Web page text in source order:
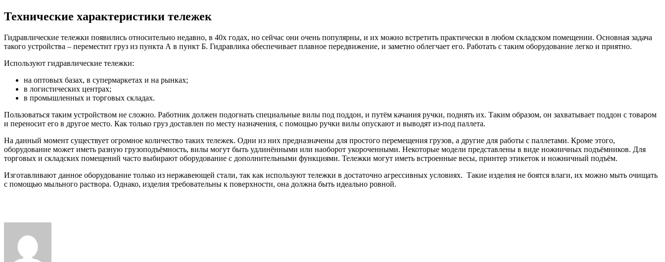
Технические характеристики тележек
Гидравлические тележки появились относительно недавно, в 40х годах, но сейчас они очень популярны, и их можно встретить практически в любом складском помещении. Основная задача
такого устройства – переместит груз из пункта А в пункт Б. Гидравлика обеспечивает плавное передвижение, и заметно облегчает его. Работать с таким оборудование легко и приятно.
Используют гидравлические тележки:
на оптовых базах, в супермаркетах и на рынках;
в логистических центрах;
в промышленных и торговых складах.
Пользоваться таким устройством не сложно. Работник должен подогнать специальные вилы под поддон, и путём качания ручки, поднять их. Таким образом, он захватывает поддон с товаром
и переносит его в другое место. Как только груз доставлен по месту назначения, с помощью ручки вилы опускают и выводят из-под паллета.
На данный момент существует огромное количество таких тележек. Одни из них предназначены для простого перемещения грузов, а другие для работы с паллетами. Кроме этого,
оборудование может иметь разную грузоподъёмность, вилы могут быть удлинёнными или наоборот укороченными. Некоторые модели представлены в виде ножничных подъёмников. Для
торговых и складских помещений часто выбирают оборудование с дополнительными функциями. Тележки могут иметь встроенные весы, принтер этикеток и ножничный подъём.
Изготавливают данное оборудование только из нержавеющей стали, так как используют тележки в достаточно агрессивных условиях. Такие изделия не боятся влаги, их можно мыть очищать
с помощью мыльного раствора. Однако, изделия требовательны к поверхности, она должна быть идеально ровной.